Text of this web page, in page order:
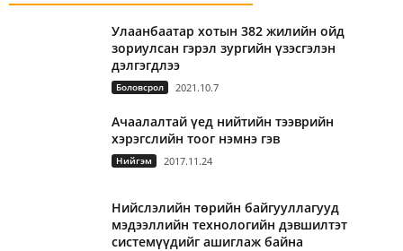
Улаанбаатар хотын 382 жилийн ойд
зориулсан гэрэл зургийн үзэсгэлэн
дэлгэгдлээ
Боловсрол 2021.10.7
Ачаалалтай үед нийтийн тээврийн
хэрэгслийн тоог нэмнэ гэв
Нийгэм 2017.11.24
Нийслэлийн төрийн байгууллагууд
мэдээллийн технологийн дэвшилтэт
системүүдийг ашиглаж байна